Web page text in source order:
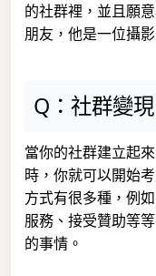
的社群裡，並且願
朋友，他是一位攝
Q：社群變
當你的社群建立起
時，你就可以開始
方式有很多種，例
服務、接受贊助等
的事情。